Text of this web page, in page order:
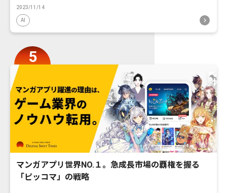
2023/11/14
AI
マンガアプリ世界NO.１。急成長市場の覇権を握る
「ピッコマ」の戦略